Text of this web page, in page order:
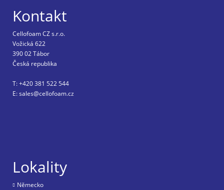
Kontakt
Cellofoam CZ s.r.o.
Vožická 622
390 02 Tábor
Česká republika
T: +420 381 522 544
E: sales@cellofoam.cz
Lokality
Nĕmecko